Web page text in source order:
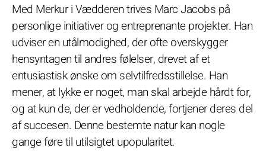
Med Merkur i Vædderen trives Marc Jacobs på
personlige initiativer og entreprenante projekter. Han
udviser en utålmodighed, der ofte overskygger
hensyntagen til andres følelser, drevet af et
entusiastisk ønske om selvtilfredsstillelse. Han
mener, at lykke er noget, man skal arbejde hårdt for,
og at kun de, der er vedholdende, fortjener deres del
af succesen. Denne bestemte natur kan nogle
gange føre til utilsigtet upopularitet.